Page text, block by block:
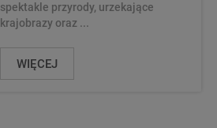
spektakle przyrody, urzekające
krajobrazy oraz ...
WIĘCEJ